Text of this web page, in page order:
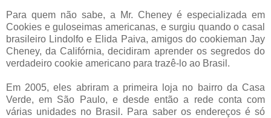
Para quem não sabe, a Mr. Cheney é especializada em
Cookies e guloseimas americanas, e surgiu quando o casal
brasileiro Lindolfo e Elida Paiva, amigos do cookieman Jay
Cheney, da Califórnia, decidiram aprender os segredos do
verdadeiro cookie americano para trazê-lo ao Brasil.
Em 2005, eles abriram a primeira loja no bairro da Casa
Verde, em São Paulo, e desde então a rede conta com
várias unidades no Brasil. Para saber os endereços é só